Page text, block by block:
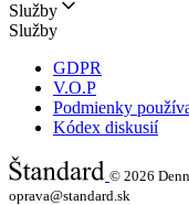
Služby
Služby
GDPR
V.O.P
Podmienky
Kódex diskusií
© 2026
oprava@standard.sk